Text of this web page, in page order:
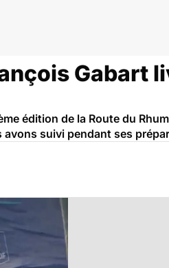
Gabart
édition de la Route du
avons suivi pendant ses